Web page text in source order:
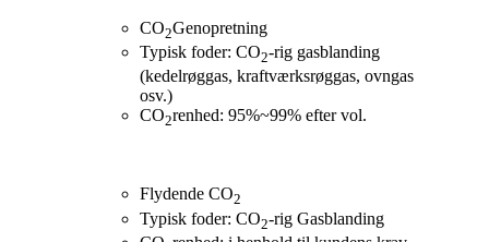
CO2Genopretning
Typisk foder: CO2-rig gasblanding
(kedelrøggas, kraftværksrøggas, ovngas
osv.)
CO2renhed: 95%~99% efter vol.
Flydende CO2
Typisk foder: CO2-rig Gasblanding